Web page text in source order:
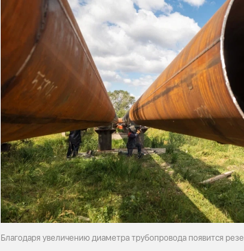
Благодаря увеличению диаметра трубопровода появится